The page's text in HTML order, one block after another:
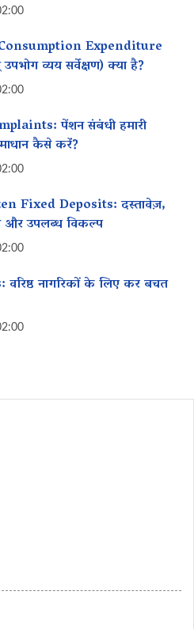
Expenditure
व्यय सर्वेक्षण) क्या है?
पेंशन संबंधी हमारी
कैसे करें?
Fixed Deposits: दस्तावेज़,
और उपलब्ध विकल्प
नागरिकों के लिए कर बचत